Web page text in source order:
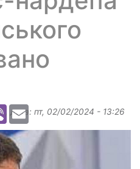
ViberEmail
, дата: пт, 02/02/2024 - 13:26